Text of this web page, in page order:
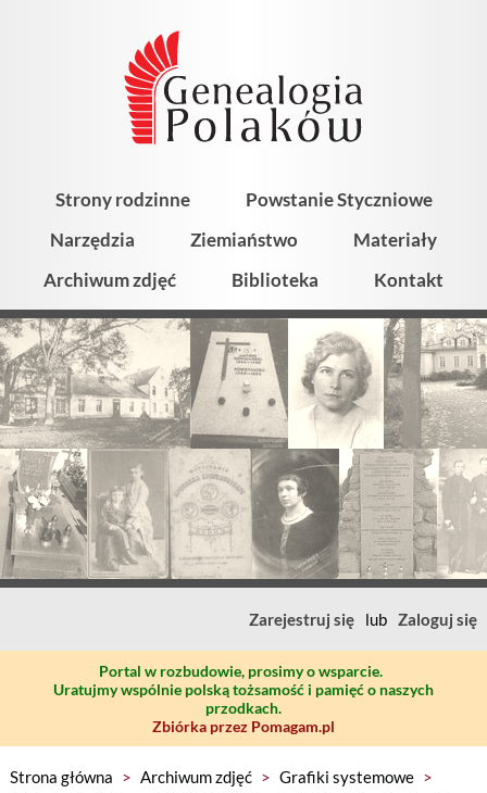
Strony rodzinne
Powstanie Styczniowe
Narzędzia
Ziemiaństwo
Materiały
Archiwum zdjęć
Biblioteka Kontakt
Zarejestruj się lub Zaloguj się
Portal w rozbudowie, prosimy o wsparcie.
Uratujmy wspólnie polską tożsamość i pamięć o naszych
przodkach.
Zbiórka przez Pomagam.pl
Strona główna > Archiwum zdjęć > Grafiki systemowe >